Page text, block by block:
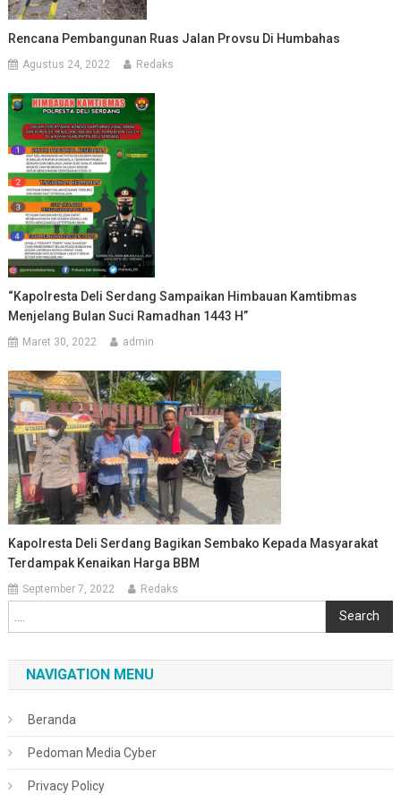
Rencana Pembangunan Ruas Jalan Provsu Di Humbahas
Agustus 24, 2022 Redaks
“Kapolresta Deli Serdang Sampaikan Himbauan Kamtibmas
Menjelang Bulan Suci Ramadhan 1443 H”
Maret 30, 2022 admin
Kapolresta Deli Serdang Bagikan Sembako Kepada Masyarakat
Terdampak Kenaikan Harga BBM
September 7, 2022 Redaks
Search
NAVIGATION MENU
Beranda
Pedoman Media Cyber
Privacy Policy